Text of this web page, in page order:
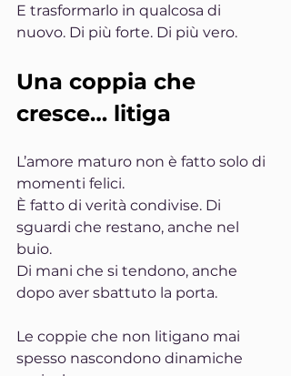
E trasformarlo in qualcosa di
nuovo. Di più forte. Di più vero.
Una coppia che
cresce… litiga
L’amore maturo non è fatto solo di
momenti felici.
È fatto di verità condivise. Di
sguardi che restano, anche nel
buio.
Di mani che si tendono, anche
dopo aver sbattuto la porta.
Le coppie che non litigano mai
spesso nascondono dinamiche